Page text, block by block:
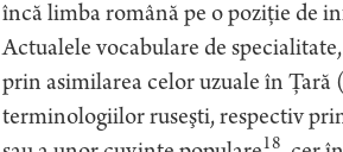
încă limba română pe o poziţie de
Actualele vocabulare de
prin asimilarea celor uzuale în Ţară
terminologiilor ruseşti, respectiv
18